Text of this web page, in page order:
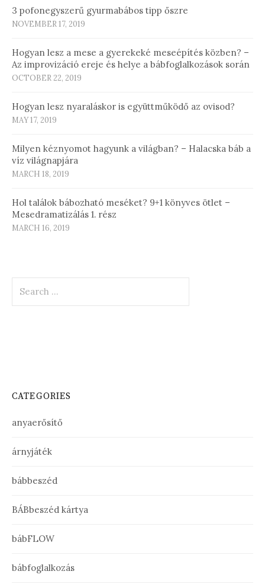
3 pofonegyszerű gyurmabábos tipp őszre
NOVEMBER 17, 2019
Hogyan lesz a mese a gyerekeké meseépítés közben? –
Az improvizáció ereje és helye a bábfoglalkozások során
OCTOBER 22, 2019
Hogyan lesz nyaraláskor is együttműködő az ovisod?
MAY 17, 2019
Milyen kéznyomot hagyunk a világban? – Halacska báb a
víz világnapjára
MARCH 18, 2019
Hol találok bábozható meséket? 9+1 könyves ötlet –
Mesedramatizálás 1. rész
MARCH 16, 2019
for:
CATEGORIES
anyaerősítő
árnyjáték
bábbeszéd
BÁBbeszéd kártya
bábFLOW
bábfoglalkozás